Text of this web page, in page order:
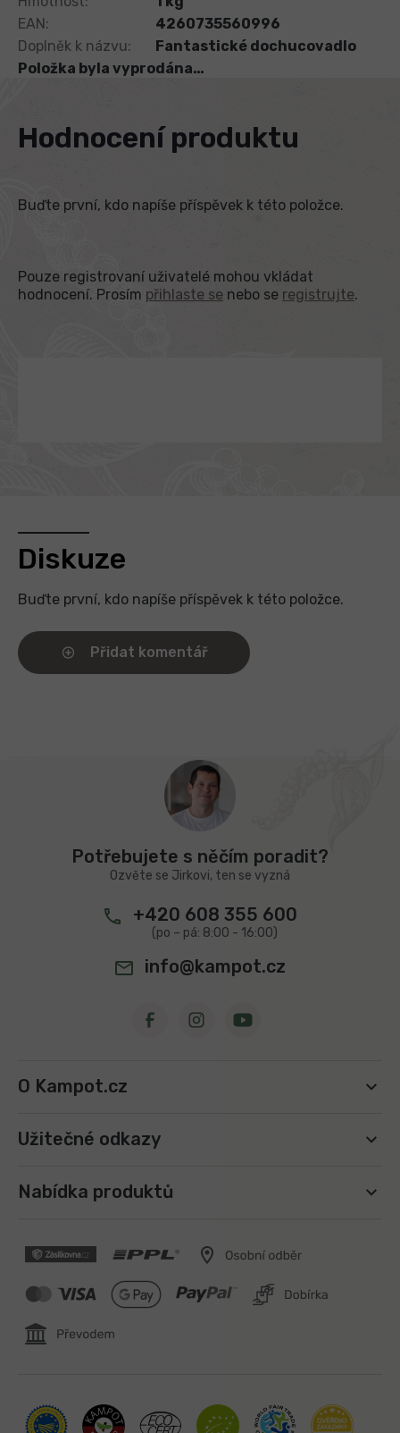
EAN:
4260735560996
Doplněk k názvu:
Fantastické dochucovadlo
Položka byla vyprodána…
Hodnocení produktu
Buďte první, kdo napíše příspěvek k této položce.
Pouze registrovaní uživatelé mohou vkládat
hodnocení. Prosím přihlaste se nebo se registrujte.
Diskuze
Buďte první, kdo napíše příspěvek k této položce.
Přidat komentář
Potřebujete s něčím poradit?
Ozvěte se Jirkovi, ten se vyzná
+420 608 355 600
info@kampot.cz
O Kampot.cz
Užitečné odkazy
Nabídka produktů